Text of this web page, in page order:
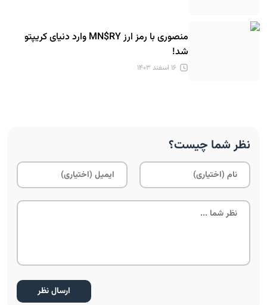
منصوری با رمز ارز MN$RY وارد دنیای کریپتو
شد!
۱۶ اسفند ۱۴۰۳
نظر شما چیست؟